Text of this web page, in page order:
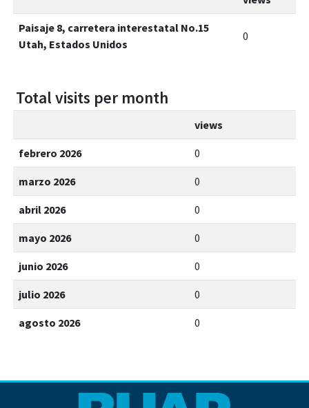
Paisaje 8, carretera interestatal No.15
Utah, Estados Unidos
0
Total visits per month
views
febrero 2026 0
marzo 2026 0
abril 2026 0
mayo 2026 0
junio 2026 0
julio 2026 0
agosto 2026 0